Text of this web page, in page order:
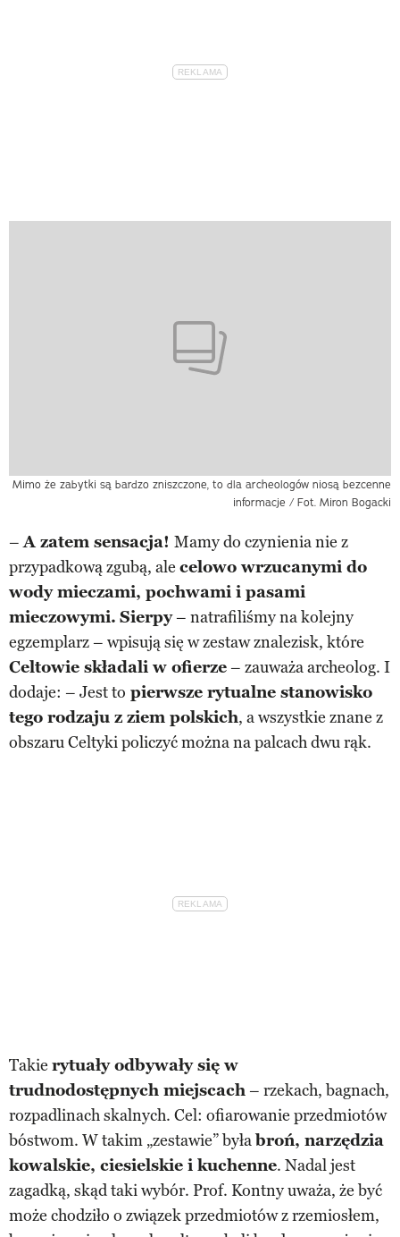
Mimo że zabytki są bardzo zniszczone, to dla archeologów niosą bezcenne
informacje / Fot. Miron Bogacki
–A zatem sensacja! Mamy do czynienia nie z
przypadkową zgubą, ale celowo wrzucanymi do
wody mieczami, pochwami i pasami
mieczowymi. Sierpy– natrafiliśmy na kolejny
egzemplarz – wpisują się w zestaw znalezisk, które
Celtowie składali w ofierze– zauważa archeolog. I
dodaje: – Jest to pierwsze rytualne stanowisko
tego rodzaju z ziem polskich, a wszystkie znane z
obszaru Celtyki policzyć można na palcach dwu rąk.
Takie rytuały odbywały się w
trudnodostępnych miejscach– rzekach, bagnach,
rozpadlinach skalnych. Cel: ofiarowanie przedmiotów
bóstwom. W takim „zestawie” byłabroń, narzędzia
kowalskie, ciesielskie i kuchenne. Nadal jest
zagadką, skąd taki wybór. Prof. Kontny uważa, że być
może chodziło o związek przedmiotów z rzemiosłem,